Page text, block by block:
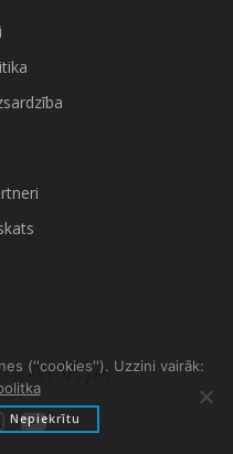
(''cookies''). Uzzini vairāk:
Nepiekrītu